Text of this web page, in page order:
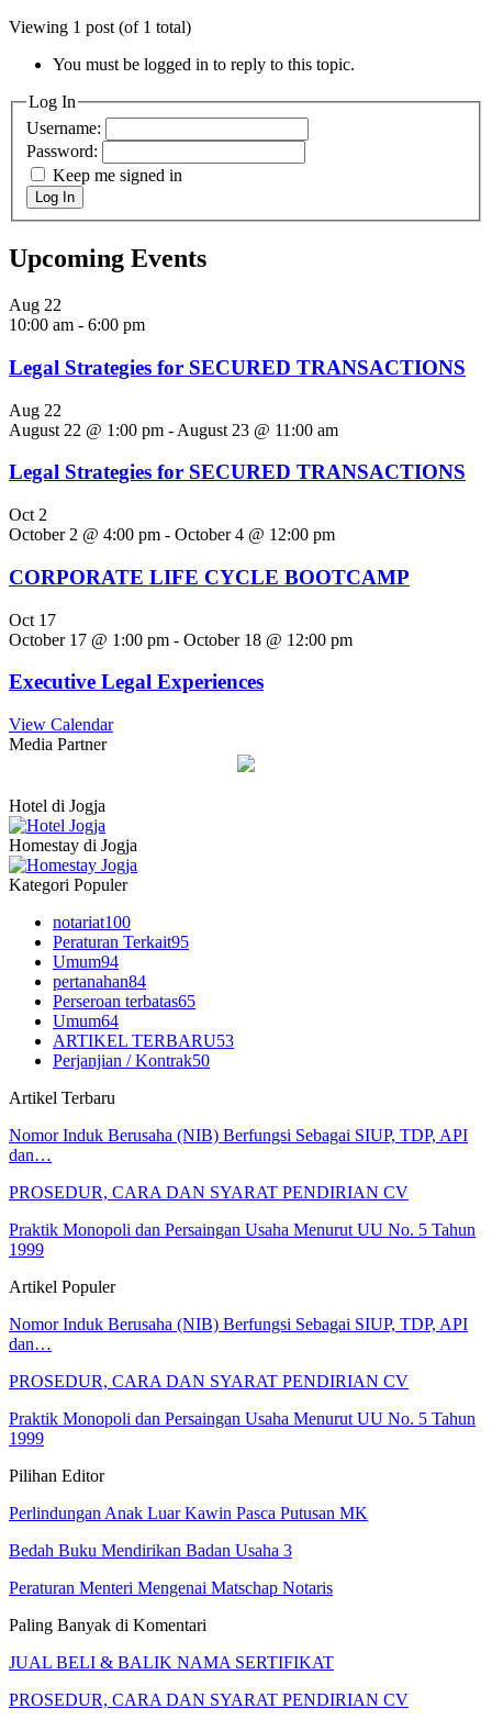
Viewing 1 post (of 1 total)
You must be logged in to reply to this topic.
Log In
Username:
Password:
Keep me signed in
Log In
Upcoming Events
Aug 22
10:00 am - 6:00 pm
Legal Strategies for SECURED TRANSACTIONS
Aug 22
August 22 @ 1:00 pm - August 23 @ 11:00 am
Legal Strategies for SECURED TRANSACTIONS
Oct 2
October 2 @ 4:00 pm - October 4 @ 12:00 pm
CORPORATE LIFE CYCLE BOOTCAMP
Oct 17
October 17 @ 1:00 pm - October 18 @ 12:00 pm
Executive Legal Experiences
View Calendar
Media Partner
Hotel di Jogja
Homestay di Jogja
Kategori Populer
notariat100
Peraturan Terkait95
Umum94
pertanahan84
Perseroan terbatas65
Umum64
ARTIKEL TERBARU53
Perjanjian / Kontrak50
Artikel Terbaru
Nomor Induk Berusaha (NIB) Berfungsi Sebagai SIUP, TDP, API
dan…
PROSEDUR, CARA DAN SYARAT PENDIRIAN CV
Praktik Monopoli dan Persaingan Usaha Menurut UU No. 5 Tahun
1999
Artikel Populer
Nomor Induk Berusaha (NIB) Berfungsi Sebagai SIUP, TDP, API
dan…
PROSEDUR, CARA DAN SYARAT PENDIRIAN CV
Praktik Monopoli dan Persaingan Usaha Menurut UU No. 5 Tahun
1999
Pilihan Editor
Perlindungan Anak Luar Kawin Pasca Putusan MK
Bedah Buku Mendirikan Badan Usaha 3
Peraturan Menteri Mengenai Matschap Notaris
Paling Banyak di Komentari
JUAL BELI & BALIK NAMA SERTIFIKAT
PROSEDUR, CARA DAN SYARAT PENDIRIAN CV